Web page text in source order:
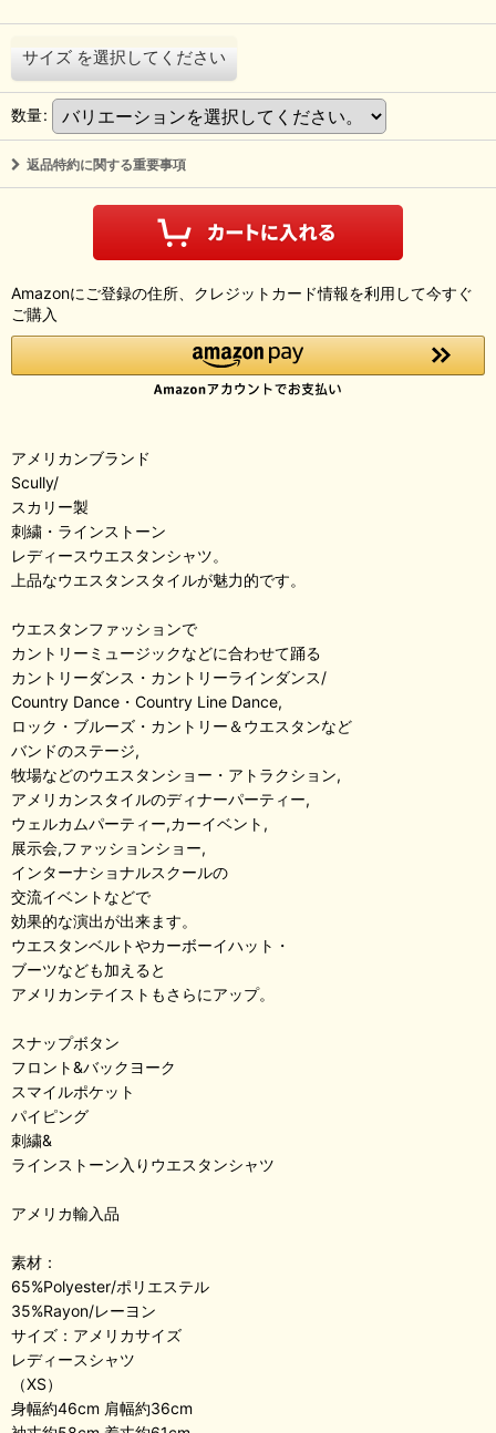
サイズ を選択してください
数量:
返品特約に関する重要事項
Amazonにご登録の住所、クレジットカード情報を利用して今すぐ
ご購入
アメリカンブランド
Scully/
スカリー製
刺繍・ラインストーン
レディースウエスタンシャツ。
上品なウエスタンスタイルが魅力的です。
ウエスタンファッションで
カントリーミュージックなどに合わせて踊る
カントリーダンス・カントリーラインダンス/
Country Dance・Country Line Dance,
ロック・ブルーズ・カントリー＆ウエスタンなど
バンドのステージ,
牧場などのウエスタンショー・アトラクション,
アメリカンスタイルのディナーパーティー,
ウェルカムパーティー,カーイベント,
展示会,ファッションショー,
インターナショナルスクールの
交流イベントなどで
効果的な演出が出来ます。
ウエスタンベルトやカーボーイハット・
ブーツなども加えると
アメリカンテイストもさらにアップ。
スナップボタン
フロント&バックヨーク
スマイルポケット
パイピング
刺繍&
ラインストーン入りウエスタンシャツ
アメリカ輸入品
素材：
65%Polyester/ポリエステル
35%Rayon/レーヨン
サイズ：アメリカサイズ
レディースシャツ
（XS）
身幅約46cm 肩幅約36cm